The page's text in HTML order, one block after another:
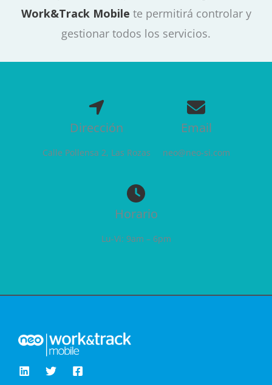
Work&Track Mobile te permitirá controlar y
gestionar todos los servicios.
Dirección
Calle Pollensa 2, Las Rozas
Email
neo@neo-si.com
Horario
Lu-Vi: 9am – 6pm